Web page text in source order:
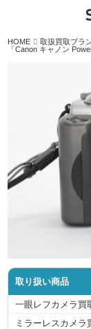
HOME 取扱買取ブラ
「Canon キャノン
取り扱い商品
一眼レフカメラ買
ミラーレスカメラ